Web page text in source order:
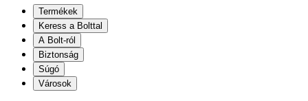
Termékek
Keress a Bolttal
A Bolt-ról
Biztonság
Súgó
Városok